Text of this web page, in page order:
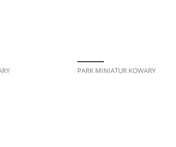
PARK MINIATUR KOWARY